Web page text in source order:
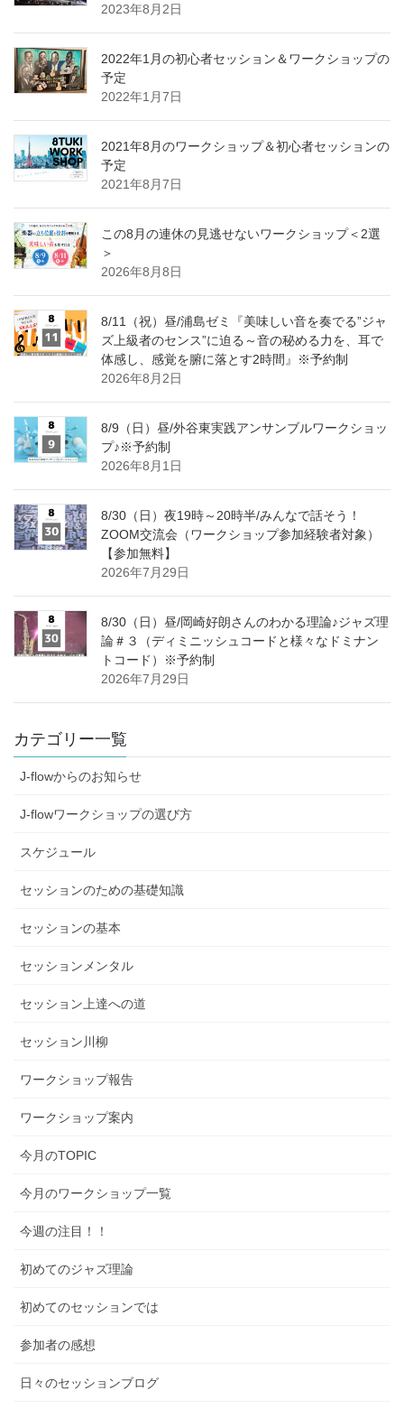
2023年8月2日
2022年1月の初心者セッション＆ワークショップの
予定
2022年1月7日
2021年8月のワークショップ＆初心者セッションの
予定
2021年8月7日
この8月の連休の見逃せないワークショップ＜2選
＞
2026年8月8日
8/11（祝）昼/浦島ゼミ『美味しい音を奏でる”ジャ
ズ上級者のセンス”に迫る～音の秘める力を、耳で
体感し、感覚を腑に落とす2時間』※予約制
2026年8月2日
8/9（日）昼/外谷東実践アンサンブルワークショッ
プ♪※予約制
2026年8月1日
8/30（日）夜19時～20時半/みんなで話そう！
ZOOM交流会（ワークショップ参加経験者対象）
【参加無料】
2026年7月29日
8/30（日）昼/岡崎好朗さんのわかる理論♪ジャズ理
論＃３（ディミニッシュコードと様々なドミナン
トコード）※予約制
2026年7月29日
カテゴリー一覧
J-flowからのお知らせ
J-flowワークショップの選び方
スケジュール
セッションのための基礎知識
セッションの基本
セッションメンタル
セッション上達への道
セッション川柳
ワークショップ報告
ワークショップ案内
今月のTOPIC
今月のワークショップ一覧
今週の注目！！
初めてのジャズ理論
初めてのセッションでは
参加者の感想
日々のセッションブログ